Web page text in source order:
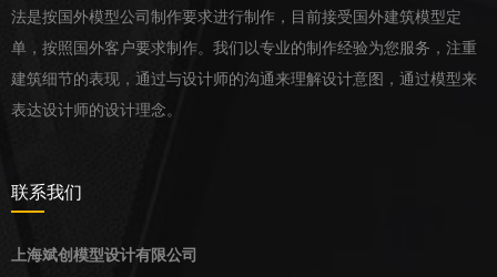
法是按国外模型公司制作要求进行制作，目前接受国外建筑模型定
单，按照国外客户要求制作。我们以专业的制作经验为您服务，注重
建筑细节的表现，通过与设计师的沟通来理解设计意图，通过模型来
表达设计师的设计理念。
联系我们
上海斌创模型设计有限公司